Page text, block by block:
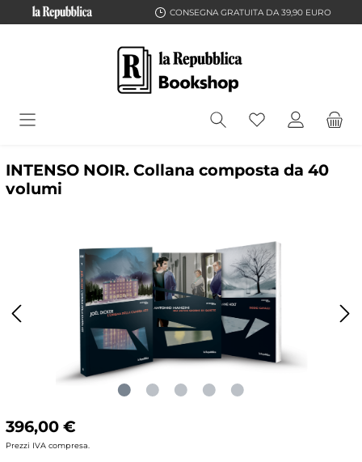
CONSEGNA GRATUITA DA 39,90 EURO
INTENSO NOIR. Collana composta da 40
volumi
396,00 €
Prezzi IVA compresa.